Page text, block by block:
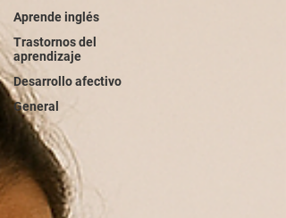
Aprende inglés
Trastornos del
aprendizaje
Desarrollo afectivo
General